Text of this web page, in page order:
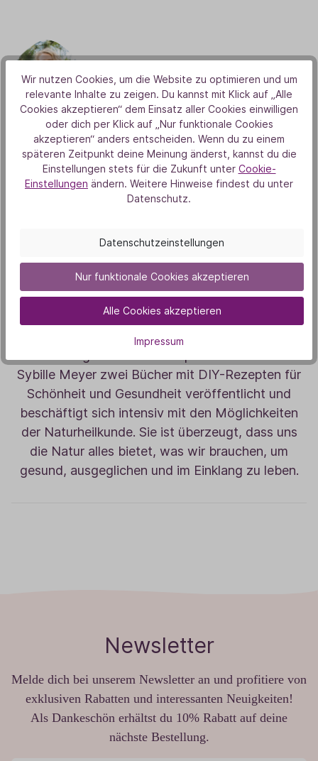
Sybille Meyer
Wenn Sybille Meyer sich mit einem Wort
beschreiben müsste, wäre es „naturverbunden“.
Schon seit ihrer Kindheit faszinieren sie Pflanzen,
Jahre entwickelte sie zudem ein starkes Interesse
an Gesundheit, Sport, Psychologie und
Philosophie – vor allem daran, wie all diese
Bereiche miteinander in Verbindung stehen. Als
gelernte Kosmetikerin entdeckte sie ihre
Leidenschaft für Naturkosmetik und fand auf
Sybille Meyer zwei Bücher mit DIY-Rezepten für
Schönheit und Gesundheit veröffentlicht und
beschäftigt sich intensiv mit den Möglichkeiten
der Naturheilkunde. Sie ist überzeugt, dass uns
die Natur alles bietet, was wir brauchen, um
gesund, ausgeglichen und im Einklang zu leben.
Newsletter
Melde dich bei unserem Newsletter an und profitiere von
exklusiven Rabatten und interessanten Neuigkeiten!
Als Dankeschön erhältst du 10% Rabatt auf deine
nächste Bestellung.
Wir nutzen Cookies, um die Website zu optimieren und um
relevante Inhalte zu zeigen. Du kannst mit Klick auf „Alle
Cookies akzeptieren“ dem Einsatz aller Cookies einwilligen
oder dich per Klick auf „Nur funktionale Cookies
akzeptieren“ anders entscheiden. Wenn du zu einem
späteren Zeitpunkt deine Meinung änderst, kannst du die
Einstellungen stets für die Zukunft unter Cookie-
Einstellungen ändern. Weitere Hinweise findest du unter
Datenschutz.
Datenschutzeinstellungen
Nur funktionale Cookies akzeptieren
Alle Cookies akzeptieren
Impressum